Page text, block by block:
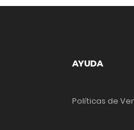
AYUDA
Políticas de